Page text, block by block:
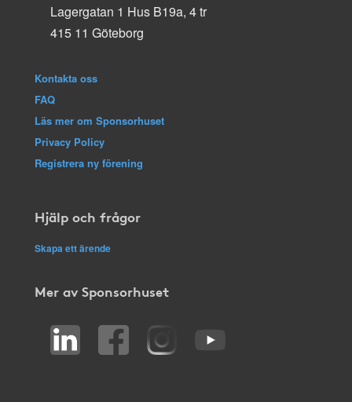
Lagergatan 1 Hus B19a, 4 tr
415 11 Göteborg
Kontakta oss
FAQ
Läs mer om Sponsorhuset
Privacy Policy
Registrera ny förening
Hjälp och frågor
Skapa ett ärende
Mer av Sponsorhuset